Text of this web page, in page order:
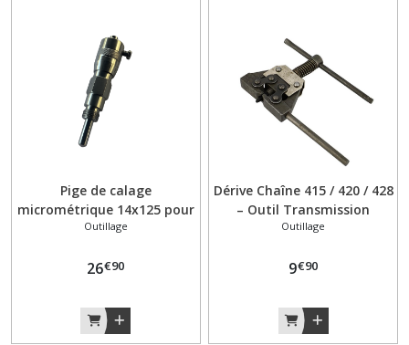
Pige de calage
micrométrique 14x125 pour
allumage Peugeot 103
Outillage
26€90
Dérive Chaîne 415 / 420 / 428
– Outil Transmission
Peugeot 103
Outillage
9€90